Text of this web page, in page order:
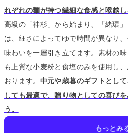
れぞれの麺が持つ繊細な食感と喉越
高級の「神杉」から始まり、「緒環
は、細さによってゆで時間が異なり
味わいを一層引き立てます。 素材の
も上質な小麦粉と食塩のみを使用し
おります。 中元や歳暮のギフトとし
しても最適で、贈り物としての喜び
う。
もっとみ